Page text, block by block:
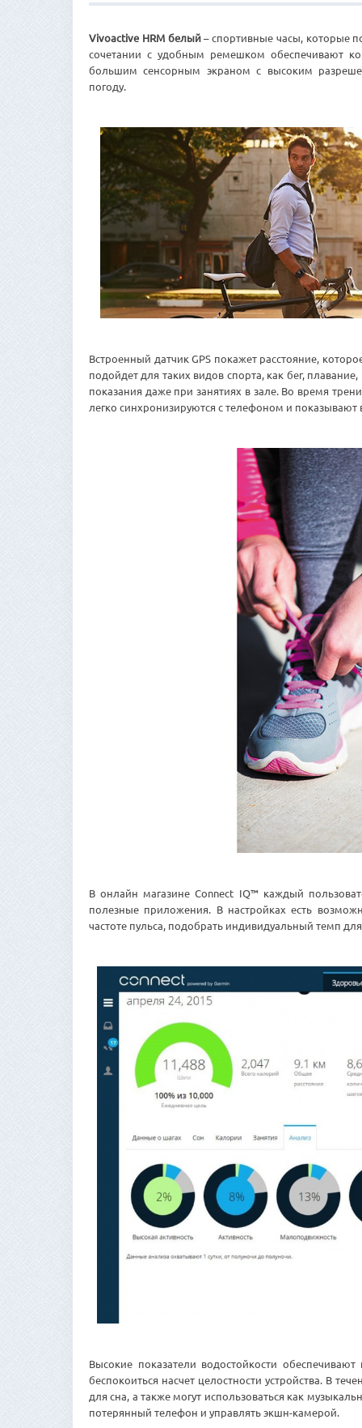
Vivoactive HRM белый– спортивные часы, которые
сочетании с удобным ремешком обеспечивают
большим сенсорным экраном с высоким
погоду.
Встроенный датчик GPS покажет расстояние,
подойдет для таких видов спорта, как бег,
показания даже при занятиях в зале. Во время
легко синхронизируются с телефоном и показывают
В онлайн магазине Connect IQ™ каждый
полезные приложения. В настройках есть
частоте пульса, подобрать индивидуальный темп
Высокие показатели водостойкости
беспокоиться насчет целостности устройства. В
для сна, а также могут использоваться как
потерянный телефон и управлять экшн-камерой.